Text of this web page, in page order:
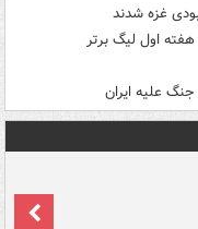
غزه شدند
اول لیگ برتر
علیه ایران